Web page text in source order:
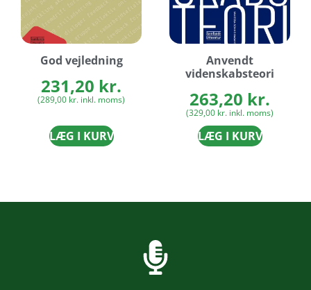
God vejledning
231,20 kr.
(289,00 kr. inkl. moms)
LÆG I KURV
Anvendt
videnskabsteori
263,20 kr.
(329,00 kr. inkl. moms)
LÆG I KURV